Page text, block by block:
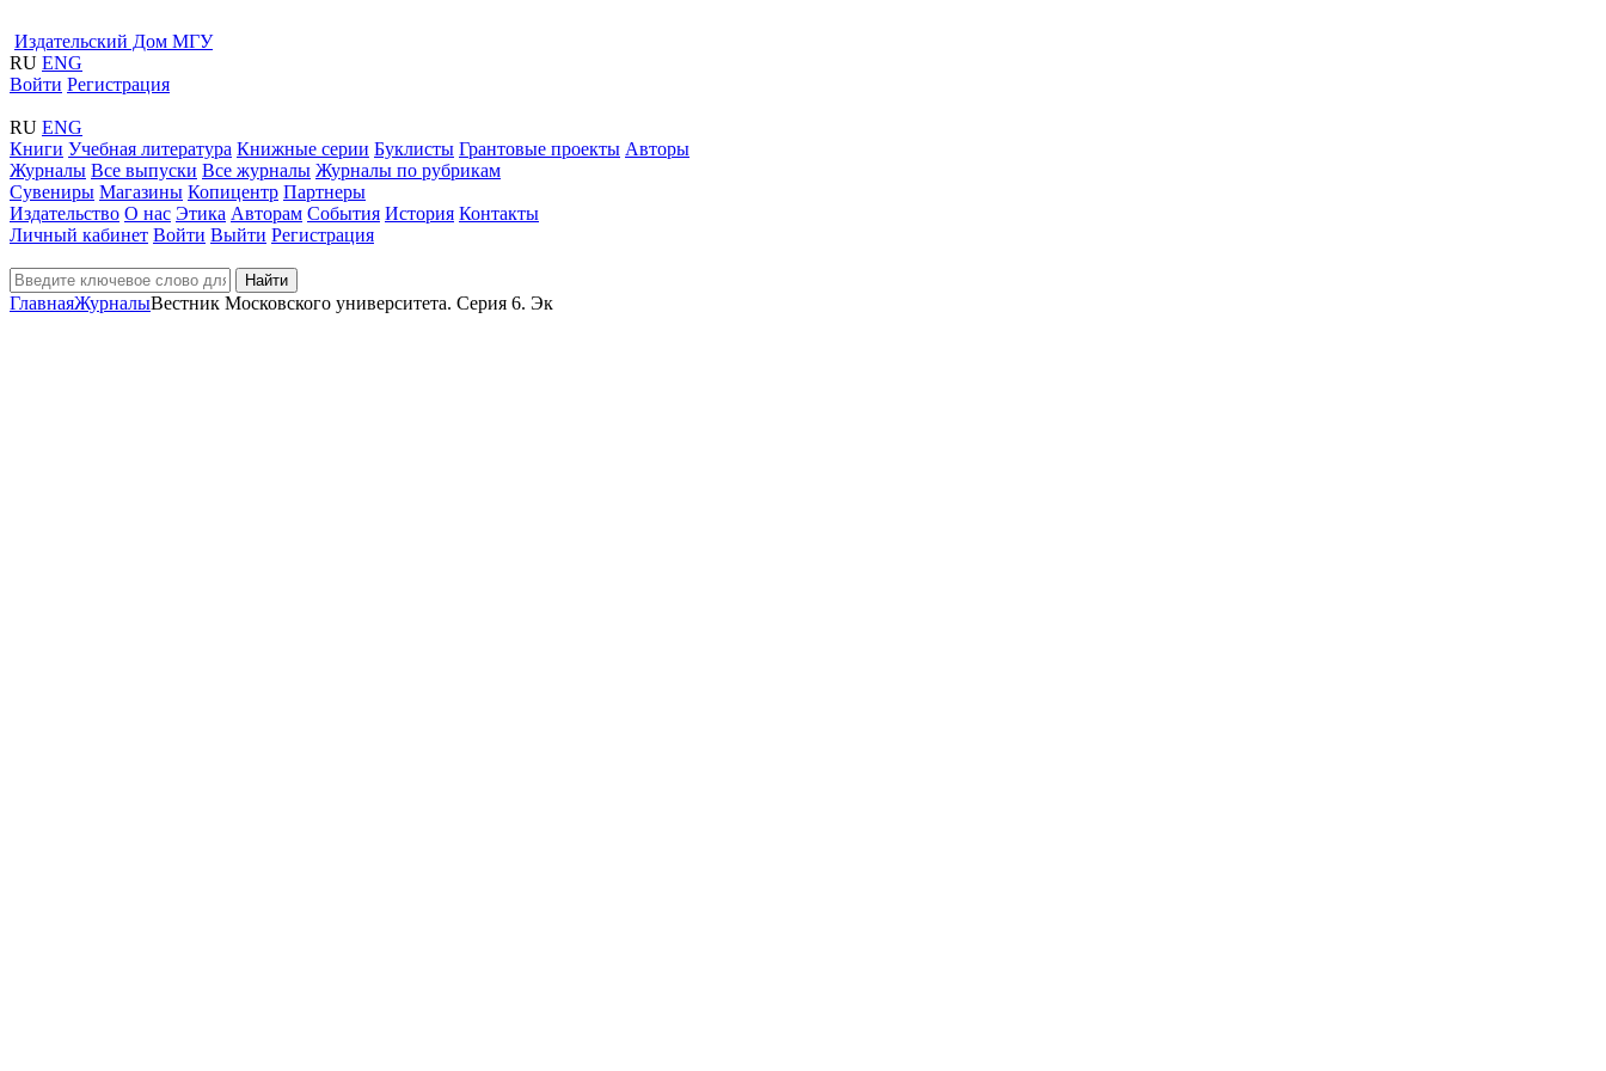
Издательский Дом МГУ
RU ENG
Войти Регистрация
RU ENG
Книги Учебная литература Книжные серии Буклисты Грантовые проекты Авторы
Журналы Все выпуски Все журналы Журналы по рубрикам
Сувениры Магазины Копицентр Партнеры
Издательство О нас Этика Авторам События История Контакты
Личный кабинет Войти Выйти Регистрация
Найти
ГлавнаяЖурналыВестник Московского университета. Серия 6. Эк